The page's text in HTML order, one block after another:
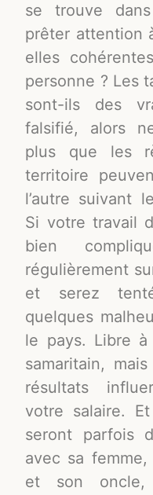
se trouve
prêter attention
elles
personne ? Les
sont-ils des
falsifié, alors
plus que les
territoire
l’autre suivant
Si votre travail
bien
régulièrement
et serez
quelques
le pays. Libre
samaritain,
résultats
votre salaire.
seront parfois
avec sa
et son